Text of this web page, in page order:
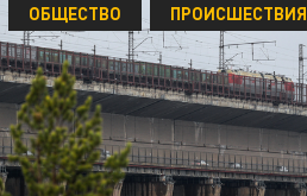
ОБЩЕСТВО ПРОИСШЕСТВИЯ